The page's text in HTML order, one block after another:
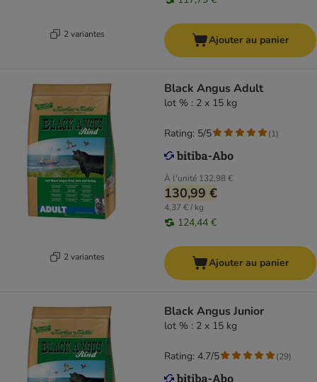
2 variantes Ajouter au panier
2 variantes
Black Angus Adult
lot % : 2 x 15 kg
À l'unité 132,98 €
130,99 €
4,37 € / kg
124,44 €
Rating: 5/5 (1)
Ajouter au panier
Black Angus Junior
lot % : 2 x 15 kg
Rating: 4.7/5 (29)